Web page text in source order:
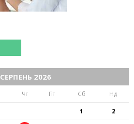
СЕРПЕНЬ 2026
Чт Пт Сб Нд
1 2